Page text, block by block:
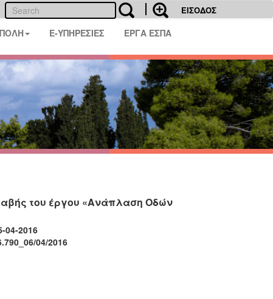
ΕΙΣΟΔΟΣ
E-ΥΠΗΡΕΣΙΕΣ ΕΡΓΑ ΕΣΠΑ
του έργου «Ανάπλαση Οδών
04/2016